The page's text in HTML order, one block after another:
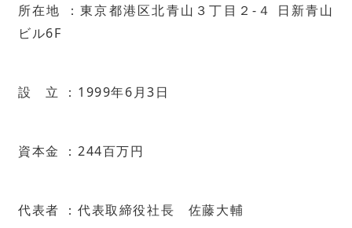
所在地 ：東京都港区北青山３丁目２-４ 日新青山
ビル6F
設 立 ：1999年6月3日
資本金 ：244百万円
代表者 ：代表取締役社長 佐藤大輔